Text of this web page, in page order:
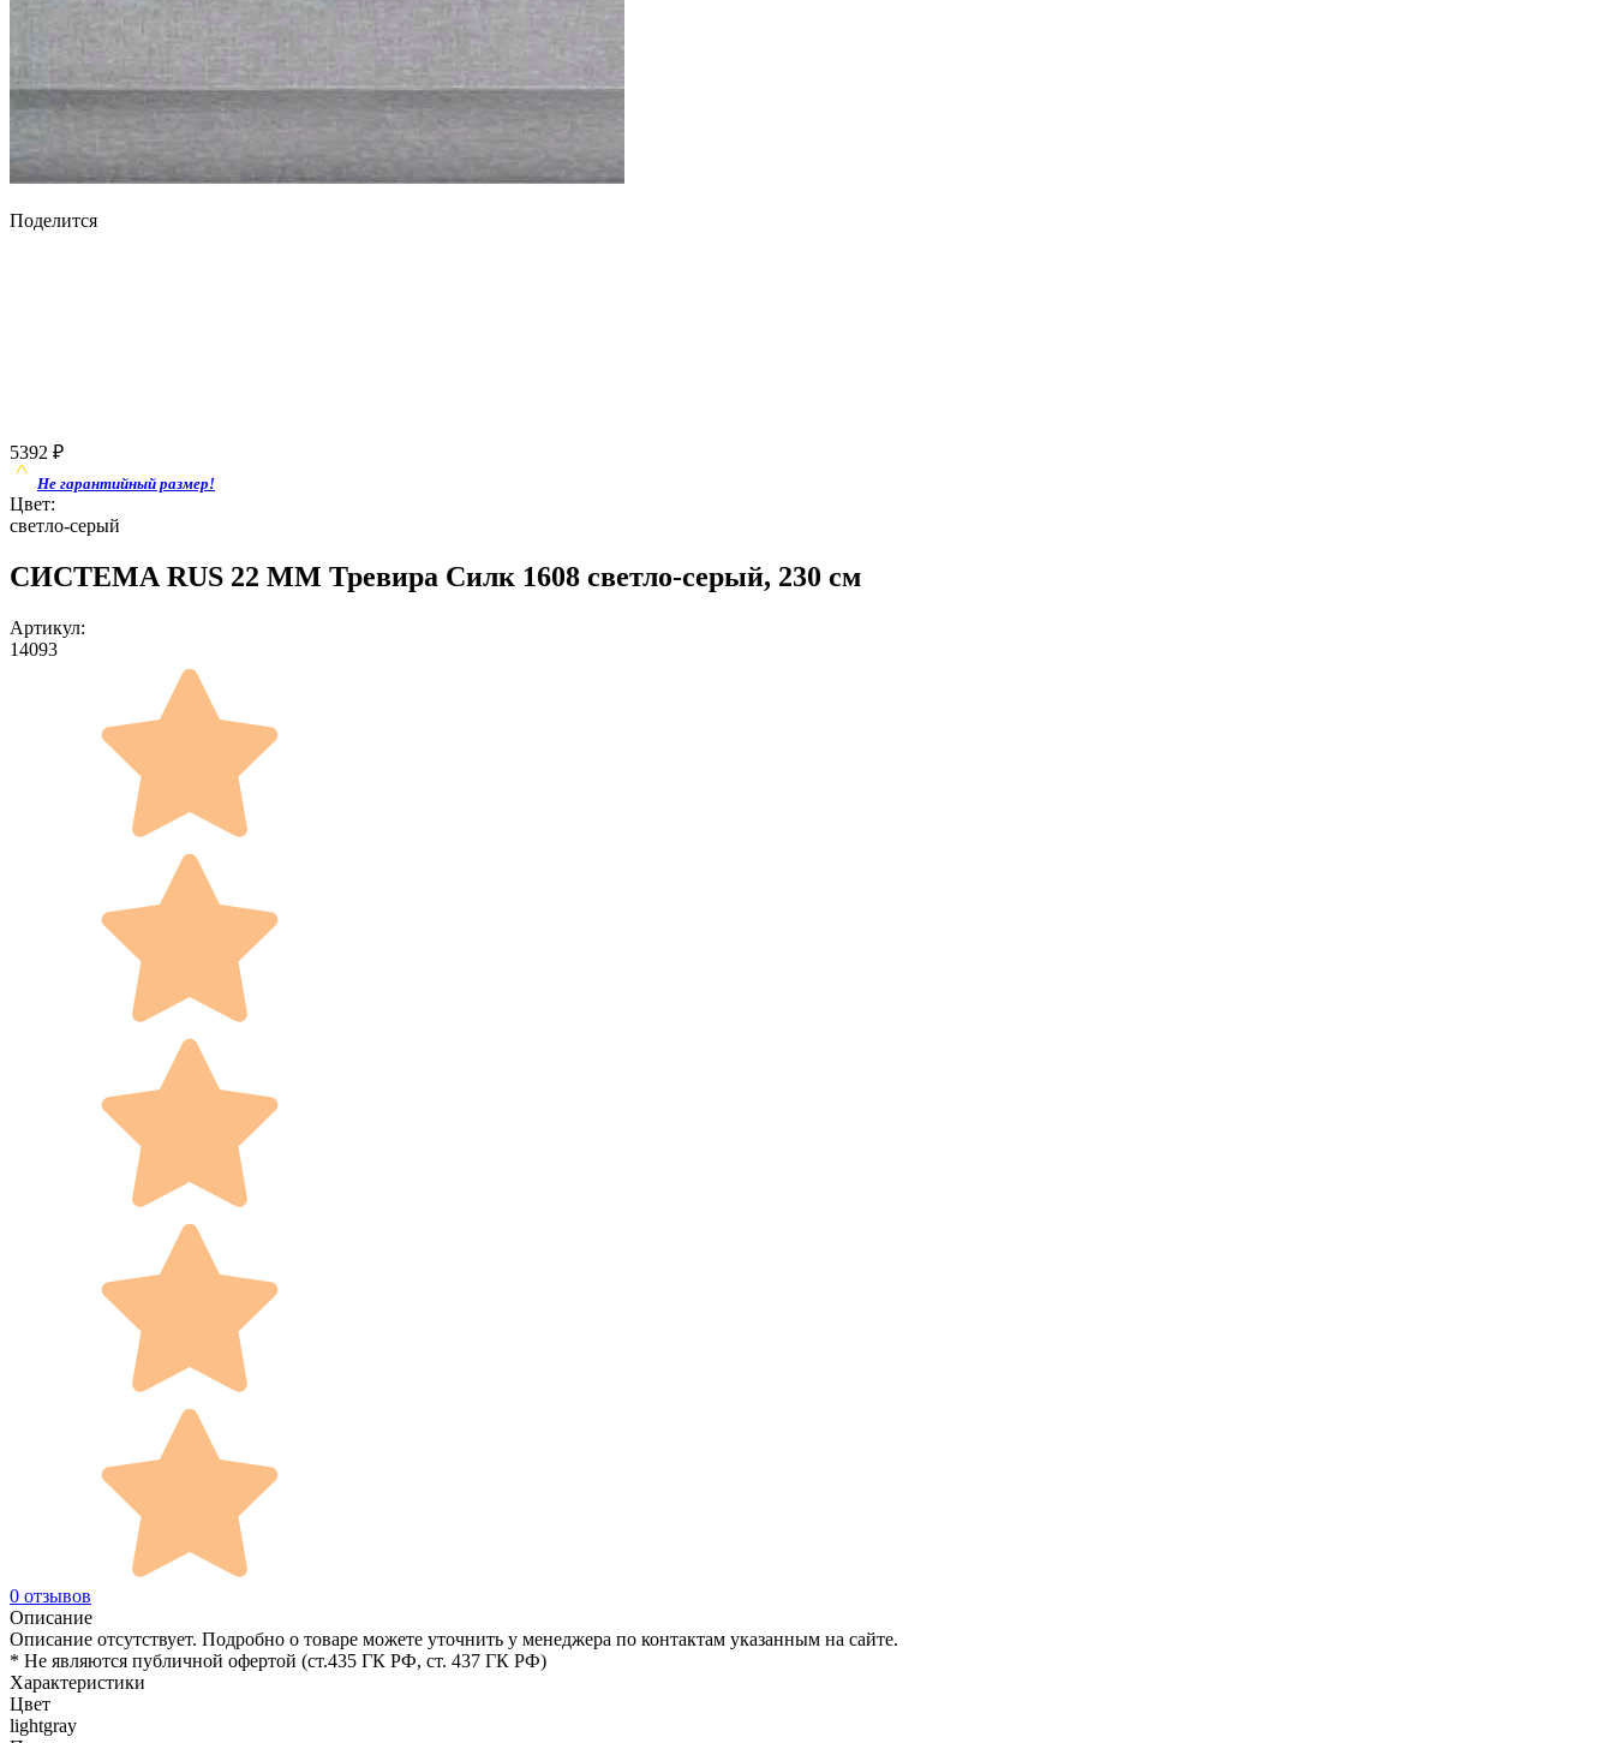
Поделится
5392 ₽
Не гарантийный размер!
Цвет:
светло-серый
СИСТЕМА RUS 22 ММ Тревира Силк 1608 светло-серый, 230 см
Артикул:
14093
0 отзывов
Описание
Описание отсутствует. Подробно о товаре можете уточнить у менеджера по контактам указанным на сайте.
* Не являются публичной офертой (ст.435 ГК РФ, cт. 437 ГК РФ)
Характеристики
Цвет
lightgray